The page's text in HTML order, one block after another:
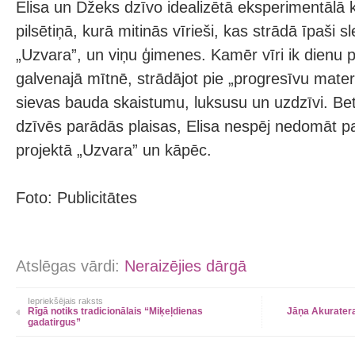
Elisa un Džeks dzīvo idealizētā eksperimentālā
pilsētiņā, kurā mitinās vīrieši, kas strādā īpaši
„Uzvara”, un viņu ģimenes. Kamēr vīri ik dienu
galvenajā mītnē, strādājot pie „progresīvu
sievas bauda skaistumu, luksusu un uzdzīvi.
dzīvēs parādās plaisas, Elisa nespēj nedomāt
projektā „Uzvara” un kāpēc.
Foto: Publicitātes
Atslēgas vārdi: Neraizējies dārgā
Iepriekšējais raksts
Rīgā notiks tradicionālais “Miķeļdienas
gadatirgus”
Jāņa